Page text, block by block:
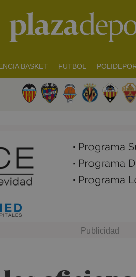
BASKET FUTBOL